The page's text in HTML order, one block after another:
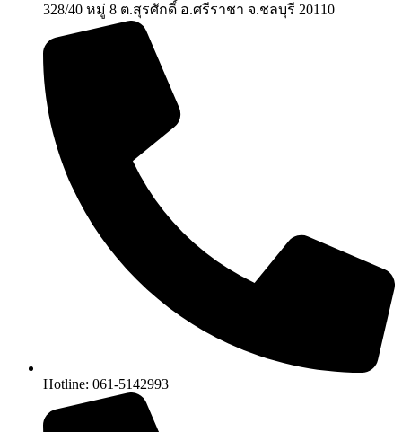
328/40 หมู่ 8 ต.สุรศักดิ์ อ.ศรีราชา จ.ชลบุรี 20110
Hotline: 061-5142993